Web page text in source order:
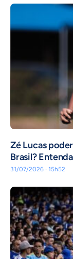
Zé Lucas
Brasil?
31/07/2026 · 15h52